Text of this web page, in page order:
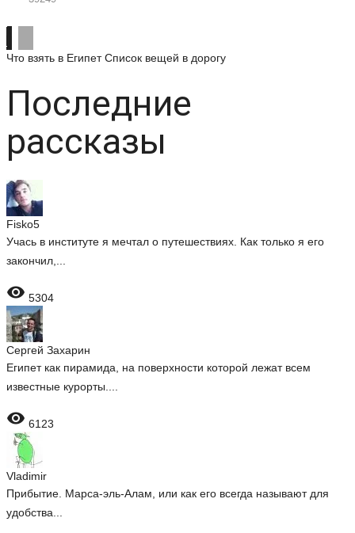
Что взять в Египет Список вещей в дорогу
Последние
рассказы
Fisko5
Учась в институте я мечтал о путешествиях. Как только я его
закончил,...
 5304
Сергей Захарин
Египет как пирамида, на поверхности которой лежат всем
известные курорты....
 6123
Vladimir
Прибытие. Марса-эль-Алам, или как его всегда называют для
удобства...